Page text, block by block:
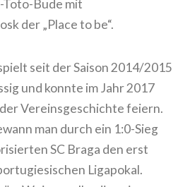
Bude mit
der „Place to be“.
seit der Saison 2014/2015
und konnte im Jahr 2017
Vereinsgeschichte feiern.
man durch ein 1:0-Sieg
SC Braga den erst
Ligapokal.